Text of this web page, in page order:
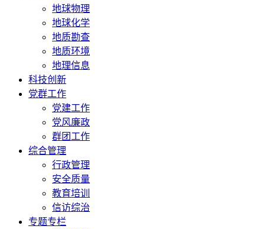
地球物理
地球化学
地质勘查
地质环境
地理信息
科技创新
党群工作
党建工作
党风廉政
群团工作
综合管理
行政管理
安全质量
教育培训
信访综治
专题专栏